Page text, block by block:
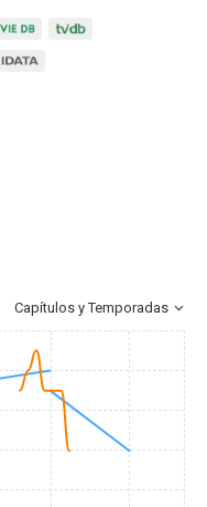
Capítulos y Temporadas